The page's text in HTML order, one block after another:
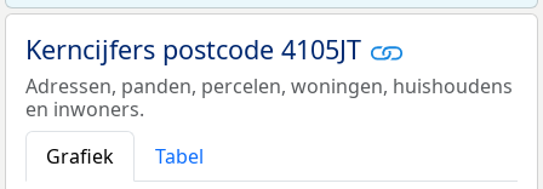
Kerncijfers postcode 4105JT
Adressen, panden, percelen, woningen, huishoudens
en inwoners.
Grafiek
Tabel